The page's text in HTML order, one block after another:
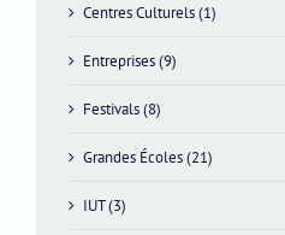
Centres Culturels (1)
Entreprises (9)
Festivals (8)
Grandes Écoles (21)
IUT (3)